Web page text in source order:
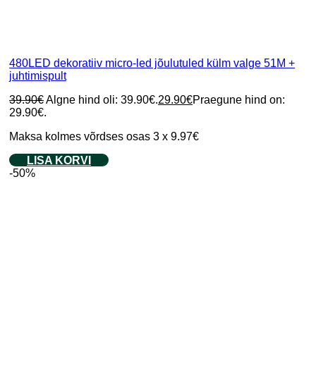
480LED dekoratiiv micro-led jõulutuled külm valge 51M +
juhtimispult
39.90€Algne hind oli: 39.90€.29.90€Praegune hind on:
29.90€.
Maksa kolmes võrdses osas 3 x 9.97€
LISA KORVI
-50%